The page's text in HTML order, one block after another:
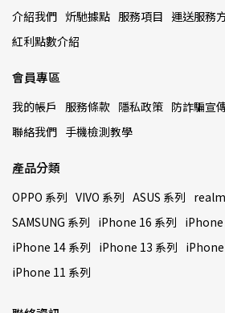
介紹我們 炘馳據點 服務項目 運送服務
紅利點數介紹
會員專區
我的帳戶 服務條款 隱私政策 防詐騙宣
聯絡我們 手機檢測教學
產品分類
OPPO 系列 VIVO 系列 ASUS 系列
SAMSUNG 系列 iPhone 16 系列 iPhone
iPhone 14 系列 iPhone 13 系列
iPhone 11 系列